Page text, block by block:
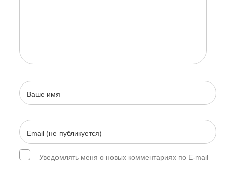
Уведомлять меня о новых комментариях по E-mail